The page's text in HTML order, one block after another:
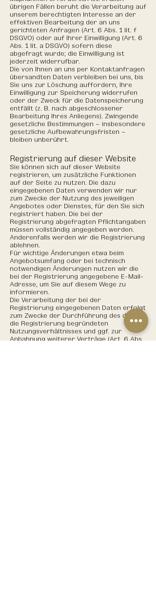
übrigen Fällen beruht die Verarbeitung auf
unserem berechtigten Interesse an der
effektiven Bearbeitung der an uns
gerichteten Anfragen (Art. 6 Abs. 1 lit. f
DSGVO) oder auf Ihrer Einwilligung (Art. 6
Abs. 1 lit. a DSGVO) sofern diese
abgefragt wurde; die Einwilligung ist
jederzeit widerrufbar.
Die von Ihnen an uns per Kontaktanfragen
übersandten Daten verbleiben bei uns, bis
Sie uns zur Löschung auffordern, Ihre
Einwilligung zur Speicherung widerrufen
oder der Zweck für die Datenspeicherung
entfällt (z. B. nach abgeschlossener
Bearbeitung Ihres Anliegens). Zwingende
gesetzliche Bestimmungen – insbesondere
gesetzliche Aufbewahrungsfristen –
bleiben unberührt.
Registrierung auf dieser Website
Sie können sich auf dieser Website
registrieren, um zusätzliche Funktionen
auf der Seite zu nutzen. Die dazu
eingegebenen Daten verwenden wir nur
zum Zwecke der Nutzung des jeweiligen
Angebotes oder Dienstes, für den Sie sich
registriert haben. Die bei der
Registrierung abgefragten Pflichtangaben
müssen vollständig angegeben werden.
Anderenfalls werden wir die Registrierung
ablehnen.
Für wichtige Änderungen etwa beim
Angebotsumfang oder bei technisch
notwendigen Änderungen nutzen wir die
bei der Registrierung angegebene E-Mail-
Adresse, um Sie auf diesem Wege zu
informieren.
Die Verarbeitung der bei der
Registrierung eingegebenen Daten erfolgt
zum Zwecke der Durchführung des durch
die Registrierung begründeten
Nutzungsverhältnisses und ggf. zur
Anbahnung weiterer Verträge (Art. 6 Abs.